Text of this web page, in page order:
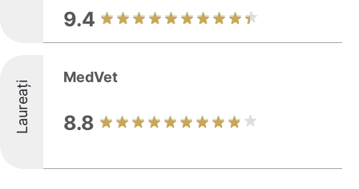
9.4
Laureați
MedVet
8.8